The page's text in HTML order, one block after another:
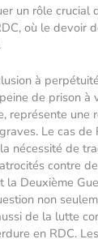
un rôle crucial
où le devoir
à
de prison à
représente une
Le cas
nécessité de
contre
la Deuxième
non
de la lutte
en RDC.